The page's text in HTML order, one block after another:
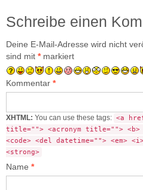
Schreibe einen
Deine E-Mail-Adresse wird nicht
sind mit *markiert
Kommentar *
XHTML: You can use these tags: <a
title=""> <acronym title=""> <b>
<code> <del datetime=""> <em>
<strong>
Name *